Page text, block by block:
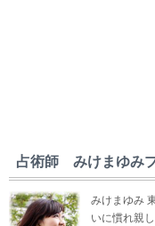
占術師 みけまゆみ
みけまゆみ
いに慣れ親